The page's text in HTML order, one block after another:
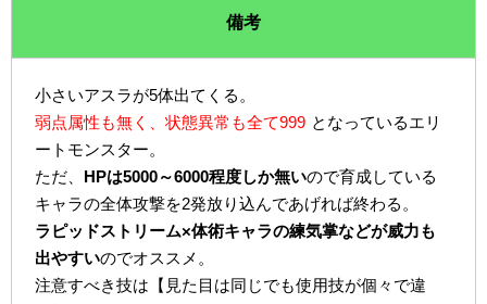
備考
小さいアスラが5体出てくる。
弱点属性も無く、状態異常も全て999 となっているエリ
ートモンスター。
ただ、 HPは5000～6000程度しか無いので育成している
キャラの全体攻撃を2発放り込んであげれば終わる。
ラピッドストリーム×体術キャラの練気掌などが威力も
出やすいのでオススメ。
注意すべき技は【見た目は同じでも使用技が個々で違